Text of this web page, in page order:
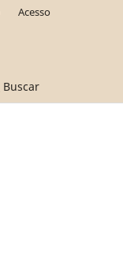
Buscar
Acesso